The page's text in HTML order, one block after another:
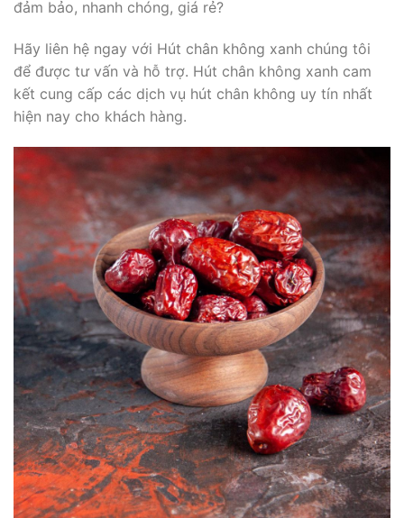
đảm bảo, nhanh chóng, giá rẻ?
Hãy liên hệ ngay với Hút chân không xanh chúng tôi
để được tư vấn và hỗ trợ. Hút chân không xanh cam
kết cung cấp các dịch vụ hút chân không uy tín nhất
hiện nay cho khách hàng.